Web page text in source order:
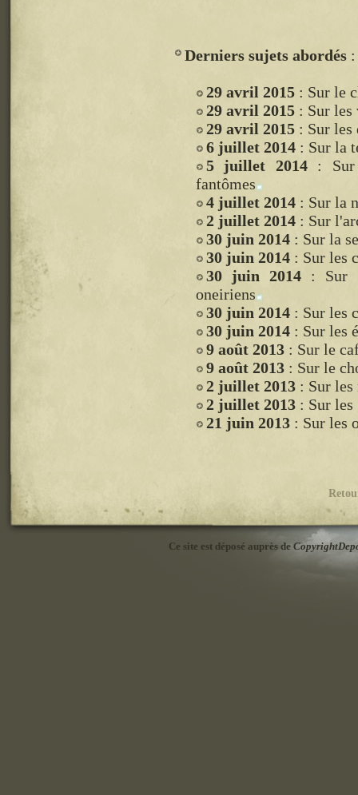
Derniers sujets abordés
29 avril 2015 : Sur le
29 avril 2015 : Sur les
29 avril 2015 : Sur les
6 juillet 2014 : Sur la
5 juillet 2014: Sur
fantômes
4 juillet 2014 : Sur la
2 juillet 2014 : Sur
30 juin 2014 : Sur la
30 juin 2014 : Sur les
30 juin 2014 : Sur
oneiriens
30 juin 2014 : Sur les
30 juin 2014 : Sur les
9 août 2013 : Sur le
9 août 2013 : Sur le
2 juillet 2013 : Sur les
2 juillet 2013 : Sur
21 juin 2013 : Sur les
Ce site est déposé auprès de